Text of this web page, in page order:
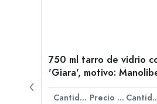
750 ml tarro de vidrio
'Giara', motivo:
boca: corcho
Cantidad Precio por unidad